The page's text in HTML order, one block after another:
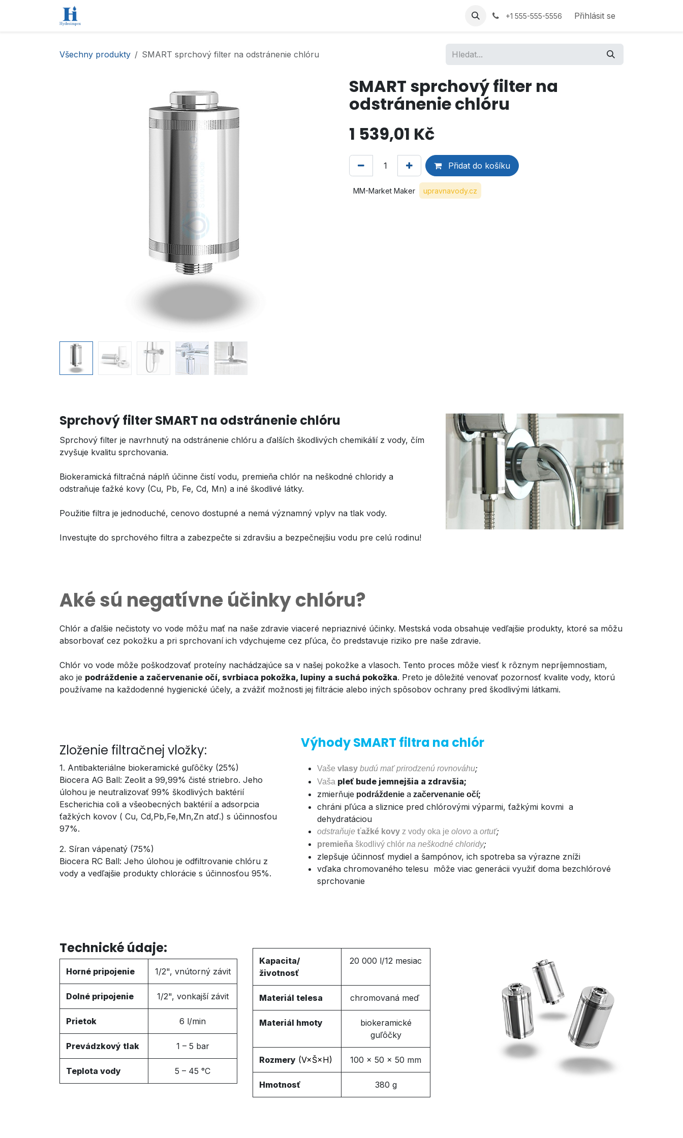
+1 555-555-5556 Přihlásit se
Všechny produkty SMART sprchový filter na odstránenie chlóru
SMART sprchový filter na
odstránenie chlóru
1 539,01 Kč
Přidat do košíku
MM-Market Maker upravnavody.cz
Sprchový filter SMART na odstránenie chlóru
Sprchový filter je navrhnutý na odstránenie chlóru a ďalších škodlivých chemikálií z vody, čím
zvyšuje kvalitu sprchovania.
Biokeramická filtračná náplň účinne čistí vodu, premieňa chlór na neškodné chloridy a
odstraňuje ťažké kovy (Cu, Pb, Fe, Cd, Mn) a iné škodlivé látky.
Použitie filtra je jednoduché, cenovo dostupné a nemá významný vplyv na tlak vody.
Investujte do sprchového filtra a zabezpečte si zdravšiu a bezpečnejšiu vodu pre celú rodinu!
Aké sú negatívne účinky chlóru?
Chlór a ďalšie nečistoty vo vode môžu mať na naše zdravie viaceré nepriaznivé účinky. Mestská voda obsahuje vedľajšie produkty, ktoré sa môžu
absorbovať cez pokožku a pri sprchovaní ich vdychujeme cez pľúca, čo predstavuje riziko pre naše zdravie.
Chlór vo vode môže poškodzovať proteíny nachádzajúce sa v našej pokožke a vlasoch. Tento proces môže viesť k rôznym nepríjemnostiam,
ako je podráždenie a začervenanie očí, svrbiaca pokožka, lupiny a suchá pokožka. Preto je dôležité venovať pozornosť kvalite vody, ktorú
používame na každodenné hygienické účely, a zvážiť možnosti jej filtrácie alebo iných spôsobov ochrany pred škodlivými látkami.
Zloženie filtračnej vložky:
1. Antibakteriálne biokeramické guľôčky (25%)
Biocera AG Ball: Zeolit a 99,99% čisté striebro. Jeho
úlohou je neutralizovať 99% škodlivých baktérií
Escherichia coli a všeobecných baktérií a adsorpcia
ťažkých kovov ( Cu, Cd,Pb,Fe,Mn,Zn atď.) s účinnosťou
97%.
2. Síran vápenatý (75%)
Biocera RC Ball: Jeho úlohou je odfiltrovanie chlóru z
vody a vedľajšie produkty chlorácie s účinnosťou 95%.
Výhody SMART filtra na chlór
Vaše vlasy budú mať prirodzenú rovnováhu;
Vaša pleť bude jemnejšia a zdravšia;
zmierňuje podráždenie a začervenanie očí;
chráni pľúca a sliznice pred chlórovými výparmi, ťažkými kovmi a
dehydratáciou
odstraňuje ťažké kovy z vody oka je olovo a ortuť;
premieňa škodlivý chlór na neškodné chloridy;
zlepšuje účinnosť mydiel a šampónov, ich spotreba sa výrazne zníži
vďaka chromovaného telesu môže viac generácii využiť doma bezchlórové
sprchovanie
Technické údaje:
Horné pripojenie 1/2", vnútorný závit
Dolné pripojenie 1/2", vonkajší závit
Prietok 6 l/min
Prevádzkový tlak 1 – 5 bar
Teplota vody 5 – 45 °C
Kapacita/
životnosť
20 000 l/12 mesiac
Materiál telesa chromovaná meď
Materiál hmoty
biokeramické
guľôčky
Rozmery (V×Š×H) 100 × 50 × 50 mm
Hmotnosť 380 g